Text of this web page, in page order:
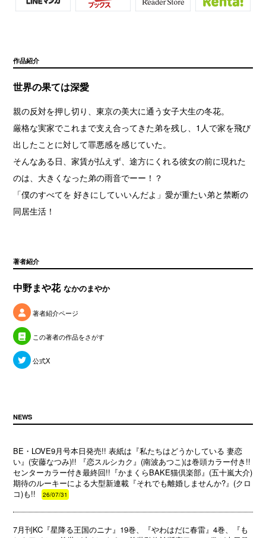
作品紹介
世界の果ては深愛
親の反対を押し切り、東京の美大に通う女子大生の冬花。
厳格な実家でこれまで支え合ってきた弟を残し、1人で家を飛び
出したことに対して罪悪感を感じていた。
そんなある日、家賃が払えず、途方にくれる彼女の前に現れた
のは、大きくなった弟の雨音でーー！？
「僕のすべてを 好きにしていいんだよ」愛が重たい弟と禁断の
同居生活！
著者紹介
中野まや花なかのまやか
著者紹介ページ
この著者の作品をさがす
公式X
NEWS
BE・LOVE9月号本日発売!! 表紙は『私たちはどうかしている 妻恋
い』(安藤なつみ)!! 『恋スルシカク』(南波あつこ)は巻頭カラー付き!!
センターカラー付き最終回!!『かまくらBAKE猫倶楽部』(五十嵐大介)
期待のルーキーによる大型新連載『それでも離婚しませんか?』(クロ
コ)も!!
26/07/31
7月刊KC『星降る王国のニナ』19巻、『やわはだに春雷』4巻、『も